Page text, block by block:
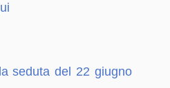
seduta del 22 giugno